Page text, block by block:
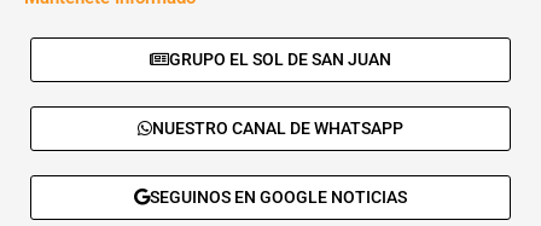
GRUPO EL SOL DE SAN JUAN
NUESTRO CANAL DE WHATSAPP
SEGUINOS EN GOOGLE NOTICIAS